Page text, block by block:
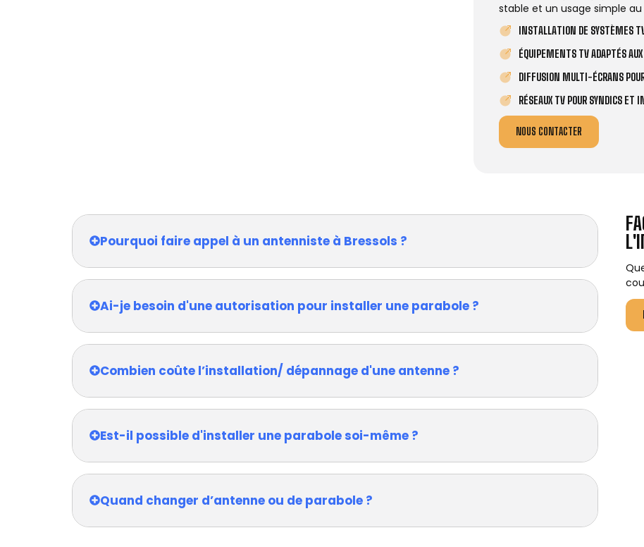
stable et un usage simple
INSTALLATION DE SYSTÈMES
ÉQUIPEMENTS TV ADAPTÉS
DIFFUSION MULTI-ÉCRANS
RÉSEAUX TV POUR SYNDICS
NOUS CONTACTER
Pourquoi faire appel à un antenniste à Bressols ?
Ai-je besoin d'une autorisation pour installer une parabole ?
Combien coûte l’installation/ dépannage d'une antenne ?
Est-il possible d'installer une parabole soi-même ?
Quand changer d’antenne ou de parabole ?